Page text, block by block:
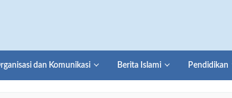
dan Komunikasi Berita Islami Pendidikan